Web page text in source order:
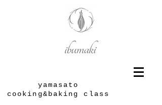
yamasato
cooking&baking class